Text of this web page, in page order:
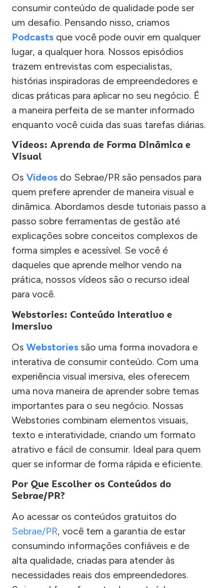
consumir conteúdo de qualidade pode ser
um desafio. Pensando nisso, criamos
Podcasts que você pode ouvir em qualquer
lugar, a qualquer hora. Nossos episódios
trazem entrevistas com especialistas,
histórias inspiradoras de empreendedores e
dicas práticas para aplicar no seu negócio. É
a maneira perfeita de se manter informado
enquanto você cuida das suas tarefas diárias.
Vídeos: Aprenda de Forma Dinâmica e
Visual
Os Vídeos do Sebrae/PR são pensados para
quem prefere aprender de maneira visual e
dinâmica. Abordamos desde tutoriais passo a
passo sobre ferramentas de gestão até
explicações sobre conceitos complexos de
forma simples e acessível. Se você é
daqueles que aprende melhor vendo na
prática, nossos vídeos são o recurso ideal
para você.
Webstories: Conteúdo Interativo e
Imersivo
Os Webstories são uma forma inovadora e
interativa de consumir conteúdo. Com uma
experiência visual imersiva, eles oferecem
uma nova maneira de aprender sobre temas
importantes para o seu negócio. Nossas
Webstories combinam elementos visuais,
texto e interatividade, criando um formato
atrativo e fácil de consumir. Ideal para quem
quer se informar de forma rápida e eficiente.
Por Que Escolher os Conteúdos do
Sebrae/PR?
Ao acessar os conteúdos gratuitos do
Sebrae/PR, você tem a garantia de estar
consumindo informações confiáveis e de
alta qualidade, criadas para atender às
necessidades reais dos empreendedores.